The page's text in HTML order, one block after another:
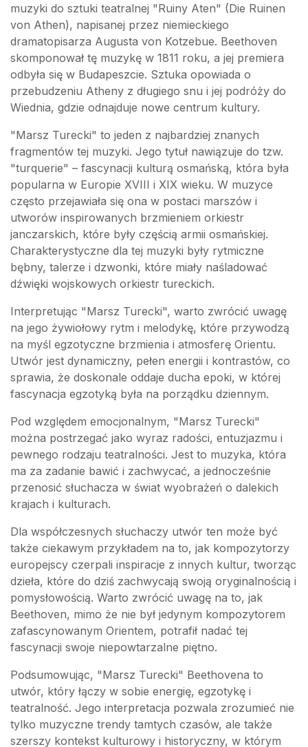
muzyki do sztuki teatralnej "Ruiny Aten" (Die Ruinen
von Athen), napisanej przez niemieckiego
dramatopisarza Augusta von Kotzebue. Beethoven
skomponował tę muzykę w 1811 roku, a jej premiera
odbyła się w Budapeszcie. Sztuka opowiada o
przebudzeniu Atheny z długiego snu i jej podróży do
Wiednia, gdzie odnajduje nowe centrum kultury.
"Marsz Turecki" to jeden z najbardziej znanych
fragmentów tej muzyki. Jego tytuł nawiązuje do tzw.
"turquerie" – fascynacji kulturą osmańską, która była
popularna w Europie XVIII i XIX wieku. W muzyce
często przejawiała się ona w postaci marszów i
utworów inspirowanych brzmieniem orkiestr
janczarskich, które były częścią armii osmańskiej.
Charakterystyczne dla tej muzyki były rytmiczne
bębny, talerze i dzwonki, które miały naśladować
dźwięki wojskowych orkiestr tureckich.
Interpretując "Marsz Turecki", warto zwrócić uwagę
na jego żywiołowy rytm i melodykę, które przywodzą
na myśl egzotyczne brzmienia i atmosferę Orientu.
Utwór jest dynamiczny, pełen energii i kontrastów, co
sprawia, że doskonale oddaje ducha epoki, w której
fascynacja egzotyką była na porządku dziennym.
Pod względem emocjonalnym, "Marsz Turecki"
można postrzegać jako wyraz radości, entuzjazmu i
pewnego rodzaju teatralności. Jest to muzyka, która
ma za zadanie bawić i zachwycać, a jednocześnie
przenosić słuchacza w świat wyobrażeń o dalekich
krajach i kulturach.
Dla współczesnych słuchaczy utwór ten może być
także ciekawym przykładem na to, jak kompozytorzy
europejscy czerpali inspiracje z innych kultur, tworząc
dzieła, które do dziś zachwycają swoją oryginalnością i
pomysłowością. Warto zwrócić uwagę na to, jak
Beethoven, mimo że nie był jedynym kompozytorem
zafascynowanym Orientem, potrafił nadać tej
fascynacji swoje niepowtarzalne piętno.
Podsumowując, "Marsz Turecki" Beethovena to
utwór, który łączy w sobie energię, egzotykę i
teatralność. Jego interpretacja pozwala zrozumieć nie
tylko muzyczne trendy tamtych czasów, ale także
szerszy kontekst kulturowy i historyczny, w którym